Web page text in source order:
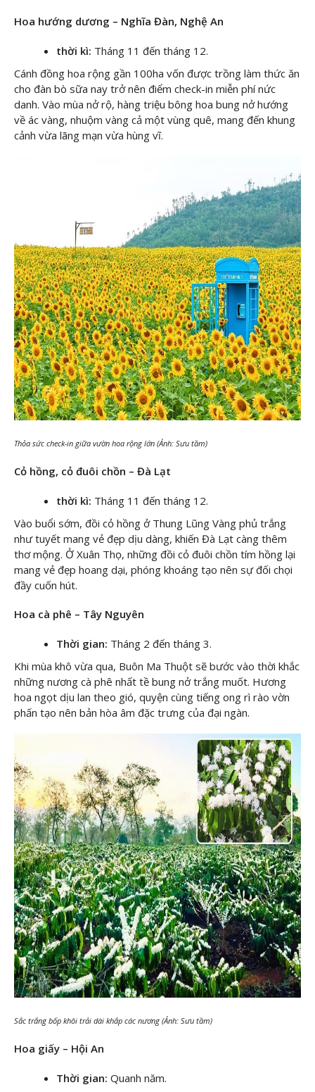
Hoa hướng dương – Nghĩa Đàn, Nghệ An
thời kì: Tháng 11 đến tháng 12.
Cánh đồng hoa rộng gần 100ha vốn được trồng làm thức ăn
cho đàn bò sữa nay trở nên điểm check-in miễn phí nức
danh. Vào mùa nở rộ, hàng triệu bông hoa bung nở hướng
về ác vàng, nhuộm vàng cả một vùng quê, mang đến khung
cảnh vừa lãng mạn vừa hùng vĩ.
Thỏa sức check-in giữa vườn hoa rộng lớn (Ảnh: Sưu tầm)
Cỏ hồng, cỏ đuôi chồn – Đà Lạt
thời kì: Tháng 11 đến tháng 12.
Vào buổi sớm, đồi cỏ hồng ở Thung Lũng Vàng phủ trắng
như tuyết mang vẻ đẹp dịu dàng, khiến Đà Lạt càng thêm
thơ mộng. Ở Xuân Thọ, những đồi cỏ đuôi chồn tím hồng lại
mang vẻ đẹp hoang dại, phóng khoáng tạo nên sự đối chọi
đầy cuốn hút.
Hoa cà phê – Tây Nguyên
Thời gian: Tháng 2 đến tháng 3.
Khi mùa khô vừa qua, Buôn Ma Thuột sẽ bước vào thời khắc
những nương cà phê nhất tề bung nở trắng muốt. Hương
hoa ngọt dịu lan theo gió, quyện cùng tiếng ong rì rào vờn
phấn tạo nên bản hòa âm đặc trưng của đại ngàn.
Sắc trắng bốp khôi trải dài khắp các nương (Ảnh: Sưu tầm)
Hoa giấy – Hội An
Thời gian: Quanh năm.